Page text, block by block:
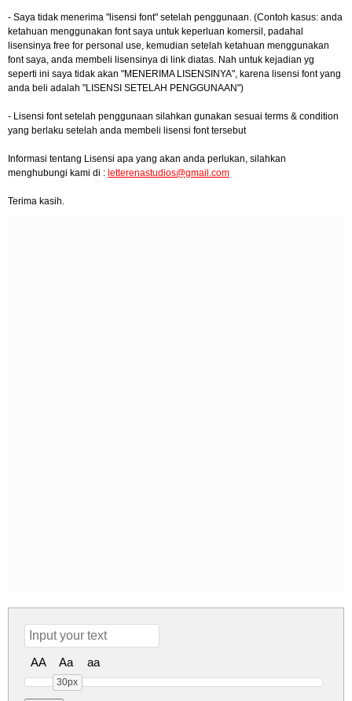
- Saya tidak menerima "lisensi font" setelah penggunaan. (Contoh kasus: anda
ketahuan menggunakan font saya untuk keperluan komersil, padahal
lisensinya free for personal use, kemudian setelah ketahuan menggunakan
font saya, anda membeli lisensinya di link diatas. Nah untuk kejadian yg
seperti ini saya tidak akan "MENERIMA LISENSINYA", karena lisensi font yang
anda beli adalah "LISENSI SETELAH PENGGUNAAN")
- Lisensi font setelah penggunaan silahkan gunakan sesuai terms & condition
yang berlaku setelah anda membeli lisensi font tersebut
Informasi tentang Lisensi apa yang akan anda perlukan, silahkan
menghubungi kami di : letterenastudios@gmail.com
Terima kasih.
AA Aa aa
30px